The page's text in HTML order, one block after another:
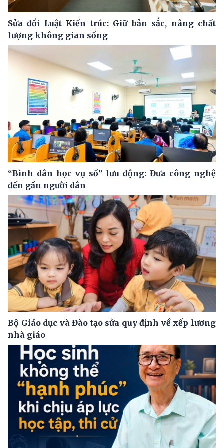
Sửa đổi Luật Kiến trúc: Giữ bản sắc, nâng chất
lượng không gian sống
“Bình dân học vụ số” lưu động: Đưa công nghệ
đến gần người dân
Bộ Giáo dục và Đào tạo sửa quy định về xếp lương
nhà giáo